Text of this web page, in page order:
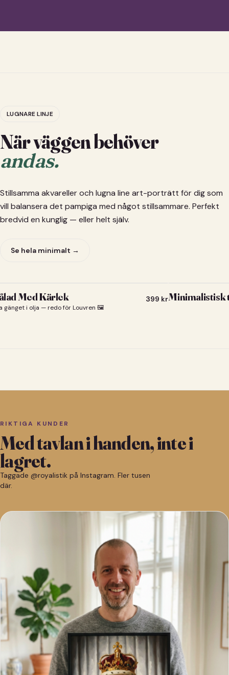
LUGNARE LINJE
När väggen behöver
andas.
Stillsamma akvareller och lugna line art-porträtt för dig som
vill balansera det pampiga med något stillsammare. Perfekt
bredvid en kunglig — eller helt själv.
Se hela minimalt →
Med Kärlek
gänget i olja — redo för Louvren 🖼️
399 krMinimalistisk
RIKTIGA KUNDER
Med tavlan i handen, inte i
lagret.
Taggade @royalistik på Instagram. Fler tusen
där.